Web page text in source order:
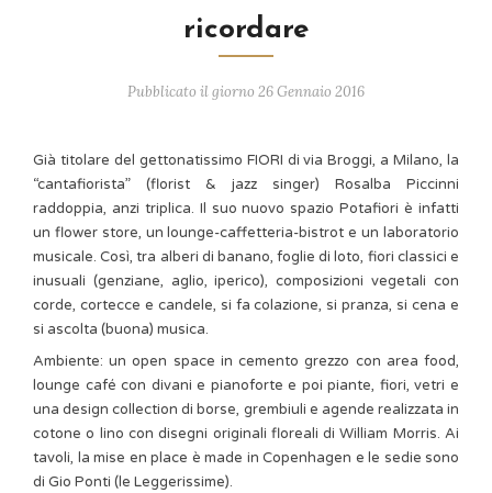
ricordare
Pubblicato il giorno 26 Gennaio 2016
Già titolare del gettonatissimo FIORI di via Broggi, a Milano, la
“cantafiorista” (florist & jazz singer) Rosalba Piccinni
raddoppia, anzi triplica. Il suo nuovo spazio Potafiori è infatti
un flower store, un lounge-caffetteria-bistrot e un laboratorio
musicale. Così, tra alberi di banano, foglie di loto, fiori classici e
inusuali (genziane, aglio, iperico), composizioni vegetali con
corde, cortecce e candele, si fa colazione, si pranza, si cena e
si ascolta (buona) musica.
Ambiente: un open space in cemento grezzo con area food,
lounge café con divani e pianoforte e poi piante, fiori, vetri e
una design collection di borse, grembiuli e agende realizzata in
cotone o lino con disegni originali floreali di William Morris. Ai
tavoli, la mise en place è made in Copenhagen e le sedie sono
di Gio Ponti (le Leggerissime).